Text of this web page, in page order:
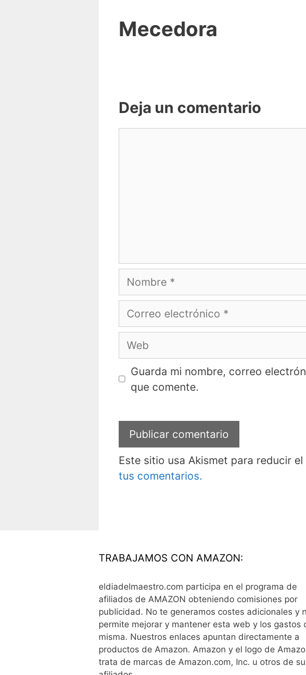
Mecedora
Deja un comentario
Nombre
Correo
Web
Guarda mi nombre, correo
que comente.
Este sitio usa Akismet para reducir el
tus comentarios.
TRABAJAMOS CON AMAZON:
eldiadelmaestro.com participa en el programa de
afiliados de AMAZON obteniendo comisiones por
publicidad. No te generamos costes adicionales y
permite mejorar y mantener esta web y los gastos
misma. Nuestros enlaces apuntan directamente a
productos de Amazon. Amazon y el logo de
trata de marcas de Amazon.com, Inc. u otros de